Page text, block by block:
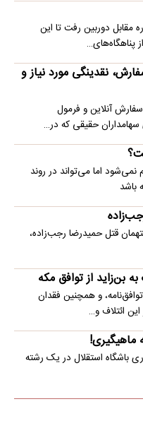
مقابل دوربین رفت تا این
پناهگاه‌های…
نقدینگی مورد نیاز و
آنلاین و فرمول
حقیقی که در…
اما می‌تواند در روند
باشد
هستند که ۴ نفر از متهمان قتل حمیدرضا رجب‌زاده،
بن‌زاید از توافق مکه
و همچنین فقدان
ائتلاف و…
ماهیگیری!
باشگاه استقلال در یک رشته